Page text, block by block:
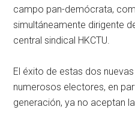
campo pan-demócrata,
simultáneamente dirigente
central sindical HKCTU.
El éxito de estas dos
numerosos electores, en
generación, ya no aceptan